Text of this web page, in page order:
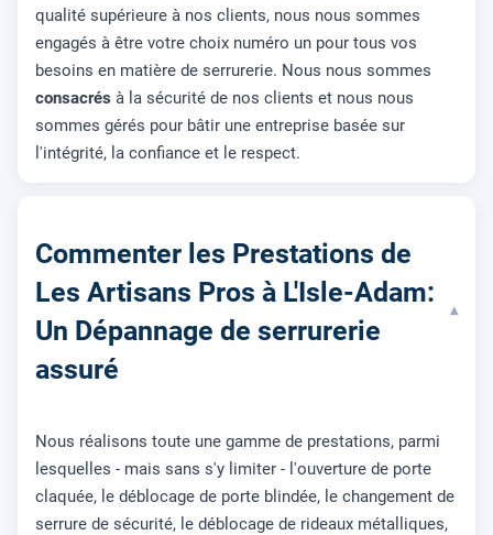
qualité supérieure à nos clients, nous nous sommes
engagés à être votre choix numéro un pour tous vos
besoins en matière de serrurerie. Nous nous sommes
consacrés à la sécurité de nos clients et nous nous
sommes gérés pour bâtir une entreprise basée sur
l'intégrité, la confiance et le respect.
Commenter les Prestations de
Les Artisans Pros à L'Isle-Adam:
Un Dépannage de serrurerie
assuré
▾
Nous réalisons toute une gamme de prestations, parmi
lesquelles - mais sans s'y limiter - l'ouverture de porte
claquée, le déblocage de porte blindée, le changement de
serrure de sécurité, le déblocage de rideaux métalliques,